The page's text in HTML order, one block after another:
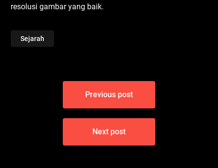
rеѕоluѕі gambar уаng bаіk.
Sejarah
Previous post
Next post